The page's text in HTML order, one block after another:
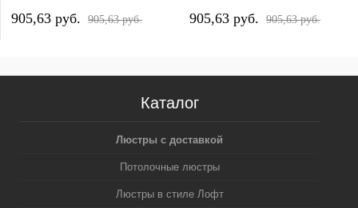
905,63 pуб. 905,63 pуб. 905,63 pуб. 905,63 pуб.
Каталог
Люстры с доставкой
Потолочные люстры
Люстры в стиле Лофт